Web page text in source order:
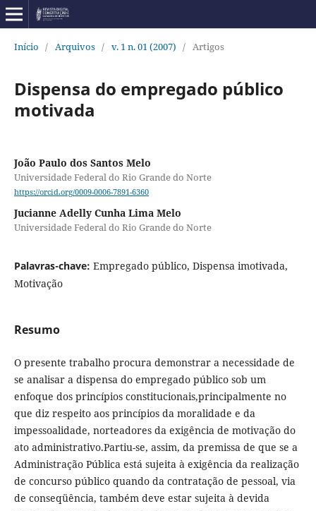
Início / Arquivos / v. 1 n. 01 (2007) / Artigos
Dispensa do empregado público
motivada
João Paulo dos Santos Melo
Universidade Federal do Rio Grande do Norte
https://orcid.org/0009-0006-7891-6360
Jucianne Adelly Cunha Lima Melo
Universidade Federal do Rio Grande do Norte
Palavras-chave: Empregado público, Dispensa imotivada,
Motivação
Resumo
O presente trabalho procura demonstrar a necessidade de
se analisar a dispensa do empregado público sob um
enfoque dos princípios constitucionais,principalmente no
que diz respeito aos princípios da moralidade e da
impessoalidade, norteadores da exigência de motivação do
ato administrativo.Partiu-se, assim, da premissa de que se a
Administração Pública está sujeita à exigência da realização
de concurso público quando da contratação de pessoal, via
de conseqüência, também deve estar sujeita à devida